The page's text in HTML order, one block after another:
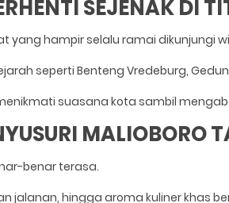
SEJENAK DI
hampir selalu ramai dikunjungi
seperti Benteng Vredeburg,
suasana kota sambil
MALIOBORO
benar terasa.
jalanan, hingga aroma kuliner khas